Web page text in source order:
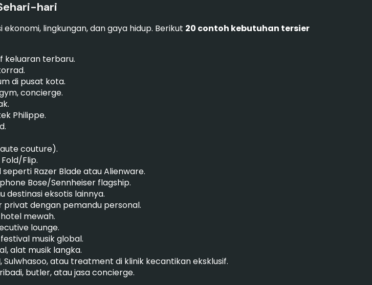
hari
lingkungan, dan gaya hidup. Berikut 20 contoh kebutuhan tersier
keluaran terbaru.
di pusat kota.
concierge.
Philippe.
couture).
Flip.
Razer Blade atau Alienware.
Bose/Sennheiser flagship.
destinasi eksotis lainnya.
dengan pemandu personal.
mewah.
lounge.
musik global.
alat musik langka.
Sulwhasoo, atau treatment di klinik kecantikan eksklusif.
butler, atau jasa concierge.